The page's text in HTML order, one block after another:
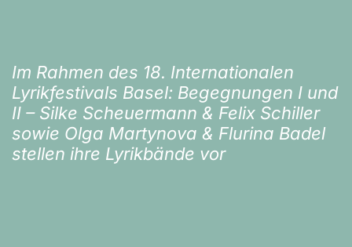
Im Rahmen des 18. Internationalen
Lyrikfestivals Basel: Begegnungen I und
II – Silke Scheuermann & Felix Schiller
sowie Olga Martynova & Flurina Badel
stellen ihre Lyrikbände vor